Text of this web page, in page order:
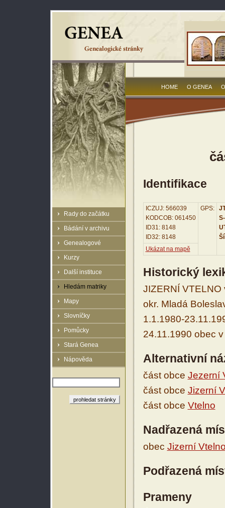
Rady do začátku
Bádání v archivu
Genealogové
Kurzy
Další instituce
Hledám matriky
Mapy
Slovníčky
Pomůcky
Stará Genea
Nápověda
HOME O GENEA
Identifikace
ICZUJ: 566039
KODCOB: 061450
ID31: 8148
ID32: 8148
GPS:
Ukázat na mapě
Historický
JIZERNÍ
okr. Mladá
1.1.1980-
24.11.1990 obec
Alternativní
část obce Jezerní
část obce Jizerní
část obce Vtelno
Nadřazená
obec Jizerní
Podřazená
Prameny